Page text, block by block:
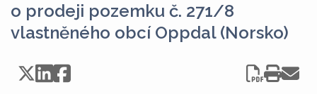
o prodeji pozemku č. 271/8
vlastněného obcí Oppdal (Norsko)